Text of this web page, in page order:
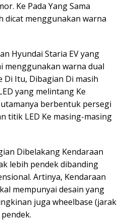
Ke Pada Yang Sama
dicat menggunakan warna
Hyundai Staria EV yang
menggunakan warna dual
Di Itu, Dibagian Di masih
yang melintang Ke
berbentuk persegi
titik LED Ke masing-masing
Dibelakang Kendaraan
lebih pendek dibanding
Artinya, Kendaraan
mempunyai desain yang
juga wheelbase (jarak